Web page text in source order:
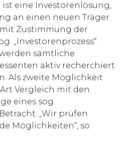
eine Investorenlösung,
an einen neuen Träger.
Zustimmung der
„Investorenprozess“
sämtliche
aktiv recherchiert
Als zweite Möglichkeit
Vergleich mit den
eines sog.
„Wir prüfen
Möglichkeiten“, so